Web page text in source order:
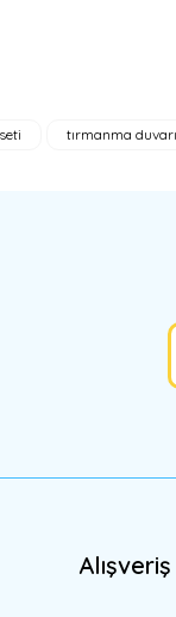
tarafımıza
tırmanma duvarı
Alışveriş